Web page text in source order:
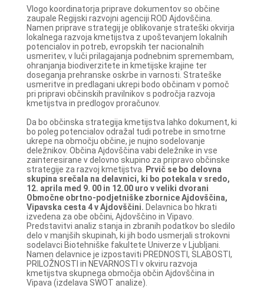
Vlogo koordinatorja priprave dokumentov so občine
zaupale Regijski razvojni agenciji ROD Ajdovščina.
Namen priprave strategij je oblikovanje strateški okvirja
lokalnega razvoja kmetijstva z upoštevanjem lokalnih
potencialov in potreb, evropskih ter nacionalnih
usmeritev, v luči prilagajanja podnebnim spremembam,
ohranjanja biodiverzitete in kmetijske krajine ter
doseganja prehranske oskrbe in varnosti. Strateške
usmeritve in predlagani ukrepi bodo občinam v pomoč
pri pripravi občinskih pravilnikov s področja razvoja
kmetijstva in predlogov proračunov.
Da bo občinska strategija kmetijstva lahko dokument, ki
bo poleg potencialov odražal tudi potrebe in smotrne
ukrepe na območju občine, je nujno sodelovanje
deležnikov. Občina Ajdovščina vabi deležnike in vse
zainteresirane v delovno skupino za pripravo občinske
strategije za razvoj kmetijstva. Prvič se bo delovna
skupina srečala na delavnici, ki bo potekala v sredo,
12. aprila med 9. 00 in 12.00 uro v veliki dvorani
Območne obrtno-podjetniške zbornice Ajdovščina,
Vipavska cesta 4 v Ajdovščini. Delavnica bo hkrati
izvedena za obe občini, Ajdovščino in Vipavo.
Predstavitvi analiz stanja in zbranih podatkov bo sledilo
delo v manjših skupinah, ki jih bodo usmerjali strokovni
sodelavci Biotehniške fakultete Univerze v Ljubljani.
Namen delavnice je izpostaviti PREDNOSTI, SLABOSTI,
PRILOŽNOSTI in NEVARNOSTI v okviru razvoja
kmetijstva skupnega območja občin Ajdovščina in
Vipava (izdelava SWOT analize).